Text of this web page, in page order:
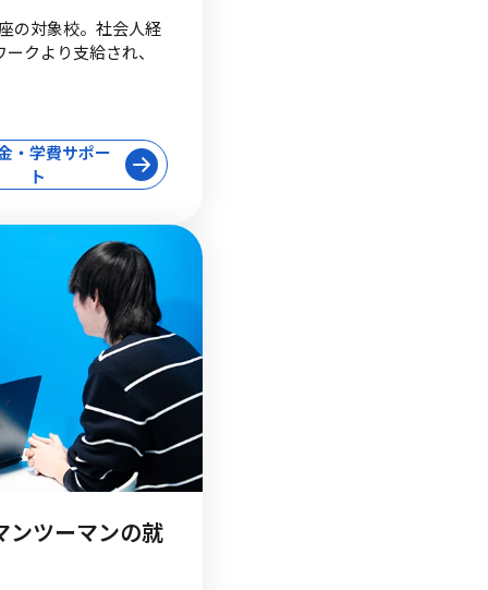
の対象校。社会人経
クより支給され、
・学費サポー
ト
ンツーマンの就